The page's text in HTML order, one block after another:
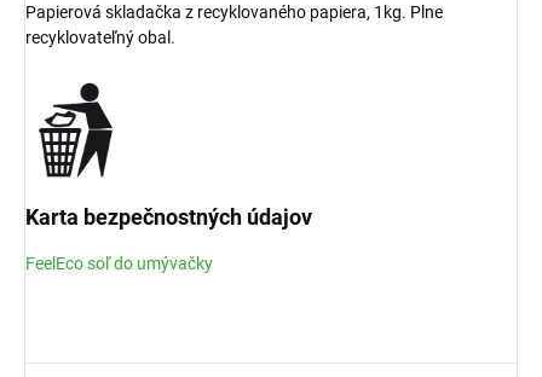
Papierová skladačka z recyklovaného papiera, 1kg. Plne
recyklovateľný obal.
Karta bezpečnostných údajov
FeelEco soľ do umývačky